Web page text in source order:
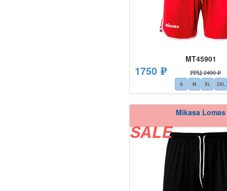
MT45901
1750 ₽ РРЦ 2490 ₽
S M XL 2XL
Mikasa Lomas
SALE